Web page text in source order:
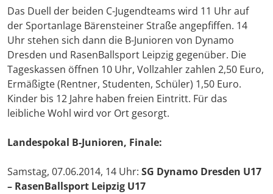
Das Duell der beiden C-Jugendteams wird 11 Uhr auf
der Sportanlage Bärensteiner Straße angepfiffen. 14
Uhr stehen sich dann die B-Junioren von Dynamo
Dresden und RasenBallsport Leipzig gegenüber. Die
Tageskassen öffnen 10 Uhr, Vollzahler zahlen 2,50 Euro,
Ermäßigte (Rentner, Studenten, Schüler) 1,50 Euro.
Kinder bis 12 Jahre haben freien Eintritt. Für das
leibliche Wohl wird vor Ort gesorgt.
Landespokal B-Junioren, Finale:
Samstag, 07.06.2014, 14 Uhr: SG Dynamo Dresden U17
– RasenBallsport Leipzig U17